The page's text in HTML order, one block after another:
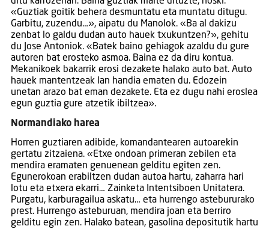
«Guztiak goitik behera desmuntatu eta muntatu ditugu.
Garbitu, zuzendu…», aipatu du Manolok. «Ba al dakizu
zenbat lo galdu dudan auto hauek txukuntzen?», gehitu
du Jose Antoniok. «Batek baino gehiagok azaldu du gure
autoren bat erosteko asmoa. Baina ez da diru kontua.
Mekanikoek bakarrik erosi dezakete halako auto bat. Auto
hauek mantentzeak lan handia ematen du. Edozein
unetan arazo bat eman dezakete. Eta ez dugu nahi eroslea
egun guztia gure atzetik ibiltzea».
Normandiako harea
Horren guztiaren adibide, komandantearen autoarekin
gertatu zitzaiena. «Etxe ondoan primeran zebilen eta
mendira eramaten genuenean gelditu egiten zen.
Egunerokoan erabiltzen dudan autoa hartu, zaharra hari
lotu eta etxera ekarri… Zainketa Intentsiboen Unitatera.
Purgatu, karburagailua askatu… eta hurrengo astebururako
prest. Hurrengo asteburuan, mendira joan eta berriro
gelditu egin zen. Halako batean, gasolina depositutik hartu